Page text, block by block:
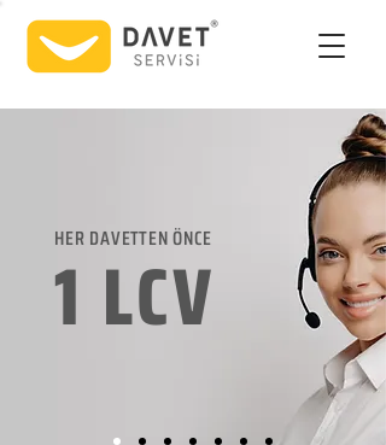
HER DAVETTEN ÖNCE
1 LCV